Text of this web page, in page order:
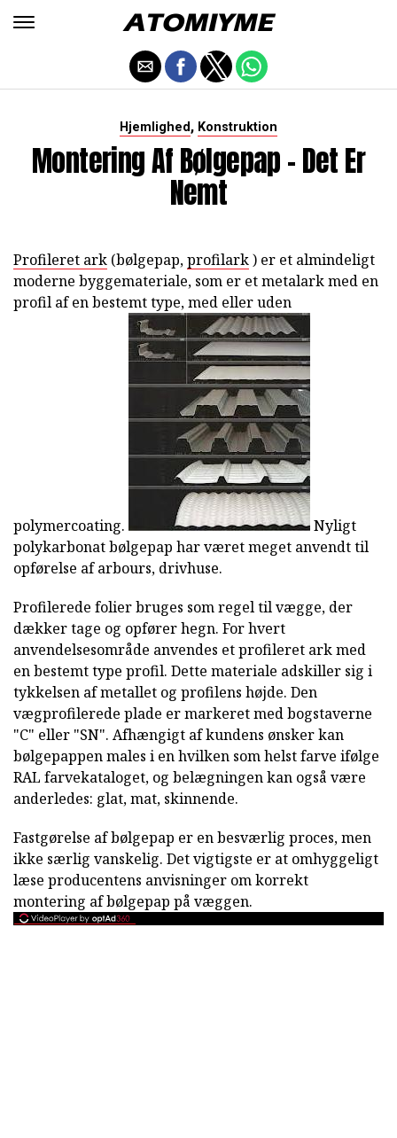
Hjemlighed, Konstruktion
Montering Af Bølgepap - Det Er
Nemt
Profileret ark (bølgepap,profilark) er et almindeligt
moderne byggemateriale, som er et metalark med en
profil af en bestemt type, med eller uden
polymercoating.
Nyligt
polykarbonat bølgepap har været meget anvendt til
opførelse af arbours, drivhuse.
Profilerede folier bruges som regel til vægge, der
dækker tage og opfører hegn. For hvert
anvendelsesområde anvendes et profileret ark med
en bestemt type profil. Dette materiale adskiller sig i
tykkelsen af metallet og profilens højde. Den
vægprofilerede plade er markeret med bogstaverne
"C" eller "SN". Afhængigt af kundens ønsker kan
bølgepappen males i en hvilken som helst farve ifølge
RAL farvekataloget, og belægningen kan også være
anderledes: glat, mat, skinnende.
Fastgørelse af bølgepap er en besværlig proces, men
ikke særlig vanskelig. Det vigtigste er at omhyggeligt
læse producentens anvisninger om korrekt
montering af bølgepap på væggen.